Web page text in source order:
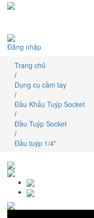
Đăng nhập
Trang chủ
/
Dụng cụ cầm tay
/
Đầu Khẩu Tuýp Socket
/
Đầu Tuýp Socket
/
Đầu tuýp 1/4"